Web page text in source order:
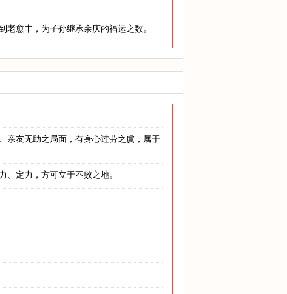
愈丰，为子孙继承余庆的福运之数。
亲友无助之局面，有身心过劳之虞，属于
定力，方可立于不败之地。